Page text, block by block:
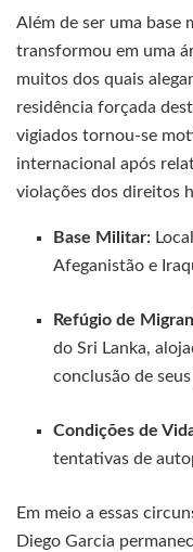
Além de ser uma base
transformou em uma
muitos dos quais
residência forçada
vigiados tornou-se
internacional após
violações dos direitos
Base Militar:
Afeganistão e
Refúgio de
do Sri Lanka,
conclusão de
Condições de
tentativas de
Em meio a essas
Diego Garcia